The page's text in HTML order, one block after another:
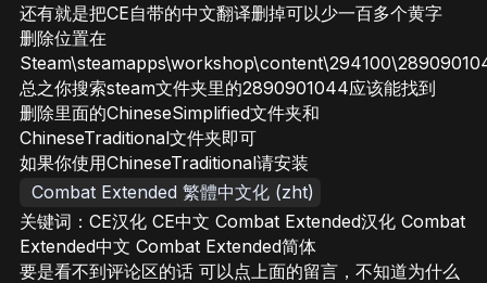
还有就是把CE自带的中文翻译删掉可以少一百多个黄字
删除位置在
总之你搜索steam文件夹里的2890901044应该能找到
删除里面的ChineseSimplified文件夹和
ChineseTraditional文件夹即可
如果你使用ChineseTraditional请安装
Combat Extended 繁體中文化 (zht)
关键词：CE汉化 CE中文 Combat Extended汉化 Combat
Extended中文 Combat Extended简体
要是看不到评论区的话 可以点上面的留言，不知道为什么